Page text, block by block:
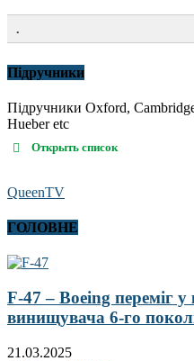
.
Підручники
Підручники Oxford,
Hueber etc
Открыть список
QueenTV
ГОЛОВНЕ
F-47 – Boeing переміг
винищувача 6-го
21.03.2025